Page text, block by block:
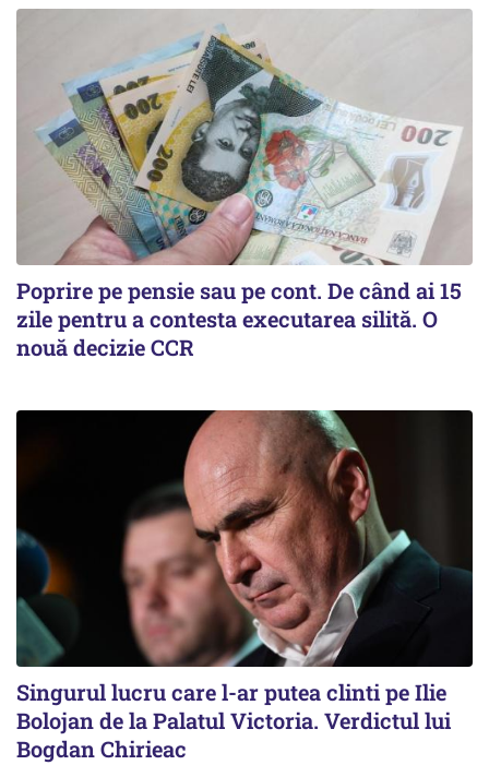
Poprire pe pensie sau pe cont. De când ai 15
zile pentru a contesta executarea silită. O
nouă decizie CCR
Singurul lucru care l-ar putea clinti pe Ilie
Bolojan de la Palatul Victoria. Verdictul lui
Bogdan Chirieac